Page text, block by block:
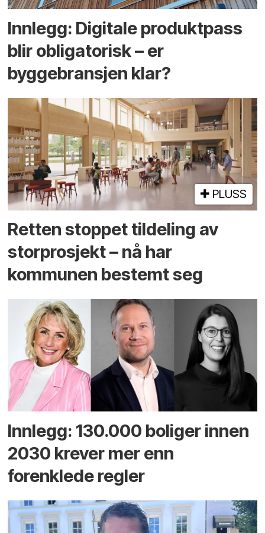
Innlegg: Digitale produktpass
blir obligatorisk – er
byggebransjen klar?
PLUSS
Retten stoppet tildeling av
storprosjekt – nå har
kommunen bestemt seg
Innlegg: 130.000 boliger innen
2030 krever mer enn
forenklede regler